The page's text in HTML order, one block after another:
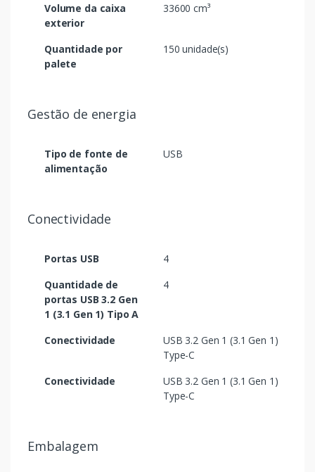
Volume da caixa
exterior
33600 cm³
Quantidade por
palete
150 unidade(s)
Gestão de energia
Tipo de fonte de
alimentação
USB
Conectividade
Portas USB
4
Quantidade de
portas USB 3.2 Gen
1 (3.1 Gen 1) Tipo A
4
Conectividade
USB 3.2 Gen 1 (3.1 Gen 1)
Type-C
Conectividade
USB 3.2 Gen 1 (3.1 Gen 1)
Type-C
Embalagem